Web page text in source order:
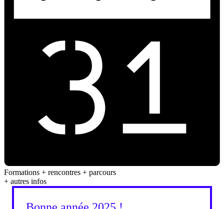
Formations + rencontres + parcours
+ autres infos